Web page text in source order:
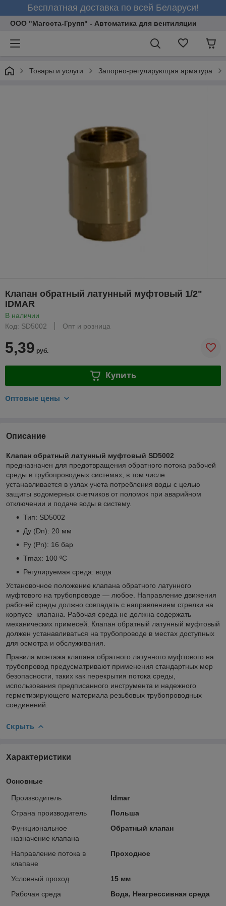
Бесплатная доставка по всей Беларуси!
ООО "Магоста-Групп" - Автоматика для вентиляции
Товары и услуги Запорно-регулирующая арматура
Клапан обратный латунный муфтовый 1/2"
IDMAR
В наличии
Код: SD5002
Опт и розница
5,39 руб.
Купить
Оптовые цены
Описание
Клапан обратный латунный муфтовый SD5002
предназначен для предотвращения обратного потока рабочей
среды в трубопроводных системах, в том числе
устанавливается в узлах учета потребления воды с целью
защиты водомерных счетчиков от поломок при аварийном
отключении и подаче воды в систему.
Тип: SD5002
Ду (Dn): 20 мм
Ру (Pn): 16 бар
Tmax: 100 ºС
Регулируемая среда: вода
Установочное положение клапана обратного латунного
муфтового на трубопроводе — любое. Направление движения
рабочей среды должно совпадать с направлением стрелки на
корпусе клапана. Рабочая среда не должна содержать
механических примесей. Клапан обратный латунный муфтовый
должен устанавливаться на трубопроводе в местах доступных
для осмотра и обслуживания.
Правила монтажа клапана обратного латунного муфтового на
трубопровод предусматривают применения стандартных мер
безопасности, таких как перекрытия потока среды,
использования предписанного инструмента и надежного
герметизирующего материала резьбовых трубопроводных
соединений.
Скрыть
Характеристики
Основные
Производитель
Idmar
Страна производитель
Польша
Функциональное
назначение клапана
Обратный клапан
Направление потока в
клапане
Проходное
Условный проход
15 мм
Рабочая среда
Вода, Неагрессивная среда